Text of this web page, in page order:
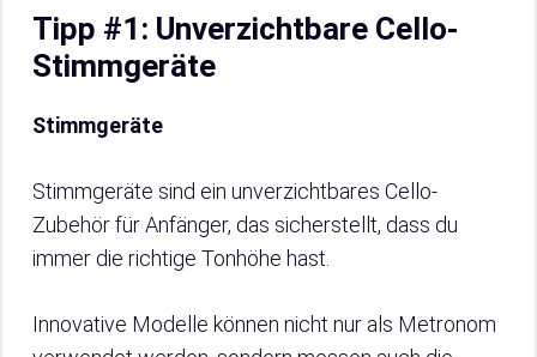
Tipp #1: Unverzichtbare Cello-
Stimmgeräte
Stimmgeräte
Stimmgeräte sind ein unverzichtbares Cello-
Zubehör für Anfänger, das sicherstellt, dass du
immer die richtige Tonhöhe hast.
Innovative Modelle können nicht nur als Metronom